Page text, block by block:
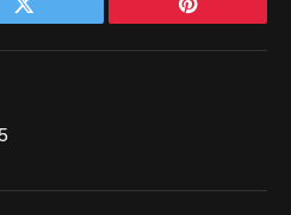
Twitter Pinterest